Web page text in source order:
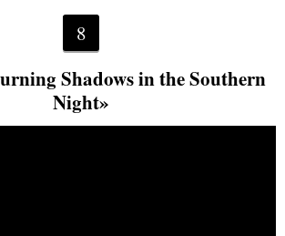
8
Shadows in the Southern
Night»